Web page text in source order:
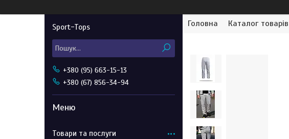
Головна Каталог товарів
Sport-Tops
+380 (95) 663-15-13
+380 (67) 856-34-94
Товари та послуги